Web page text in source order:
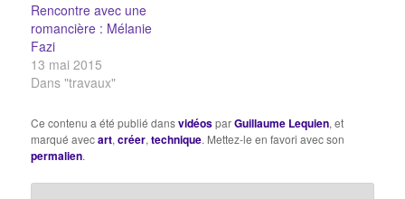
Rencontre avec une
romancière : Mélanie
Fazi
13 mai 2015
Dans "travaux"
Ce contenu a été publié dansvidéosparGuillaume Lequien, et
marqué avecart,créer,technique. Mettez-le en favori avec son
permalien.